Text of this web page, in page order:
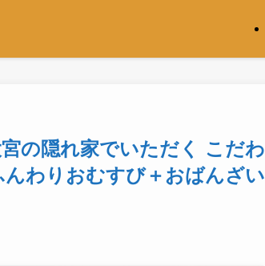
の隠れ家でいただく こだわ
わりおむすび＋おばんざい